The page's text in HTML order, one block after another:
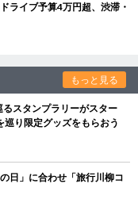
ライブ予算4万円超、渋滞・
もっと見る
スタンプラリーがスター
り限定グッズをもらおう
日」に合わせ「旅行川柳コ